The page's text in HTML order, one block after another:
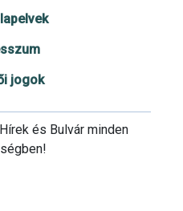
jogok
és Bulvár minden